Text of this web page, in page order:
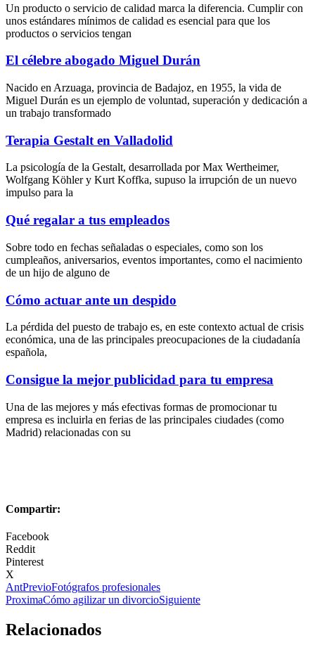
Un producto o servicio de calidad marca la diferencia. Cumplir con
unos estándares mínimos de calidad es esencial para que los
productos o servicios tengan
El célebre abogado Miguel Durán
Nacido en Arzuaga, provincia de Badajoz, en 1955, la vida de
Miguel Durán es un ejemplo de voluntad, superación y dedicación a
un trabajo transformado
Terapia Gestalt en Valladolid
La psicología de la Gestalt, desarrollada por Max Wertheimer,
Wolfgang Köhler y Kurt Koffka, supuso la irrupción de un nuevo
impulso para la
Qué regalar a tus empleados
Sobre todo en fechas señaladas o especiales, como son los
cumpleaños, aniversarios, eventos importantes, como el nacimiento
de un hijo de alguno de
Cómo actuar ante un despido
La pérdida del puesto de trabajo es, en este contexto actual de crisis
económica, una de las principales preocupaciones de la ciudadanía
española,
Consigue la mejor publicidad para tu empresa
Una de las mejores y más efectivas formas de promocionar tu
empresa es incluirla en ferias de las principales ciudades (como
Madrid) relacionadas con su
Compartir:
Facebook
Reddit
Pinterest
X
AntPrevioFotógrafos profesionales
ProximaCómo agilizar un divorcioSiguiente
Relacionados